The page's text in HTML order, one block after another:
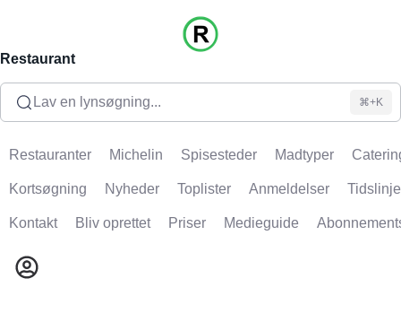
Restaurant
Lav en lynsøgning... ⌘+K
Restauranter Michelin Spisesteder Madtyper
Kortsøgning Nyheder Toplister Anmeldelser Tidslinje
Kontakt Bliv oprettet Priser Medieguide